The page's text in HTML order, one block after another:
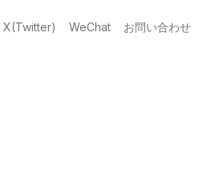
X(Twitter) WeChat お問い合わせ